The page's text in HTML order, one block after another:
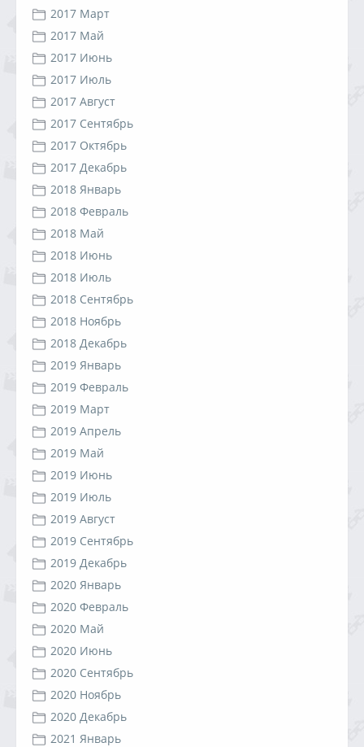
2017 Март
2017 Май
2017 Июнь
2017 Июль
2017 Август
2017 Сентябрь
2017 Октябрь
2017 Декабрь
2018 Январь
2018 Февраль
2018 Май
2018 Июнь
2018 Июль
2018 Сентябрь
2018 Ноябрь
2018 Декабрь
2019 Январь
2019 Февраль
2019 Март
2019 Апрель
2019 Май
2019 Июнь
2019 Июль
2019 Август
2019 Сентябрь
2019 Декабрь
2020 Январь
2020 Февраль
2020 Май
2020 Июнь
2020 Сентябрь
2020 Ноябрь
2020 Декабрь
2021 Январь